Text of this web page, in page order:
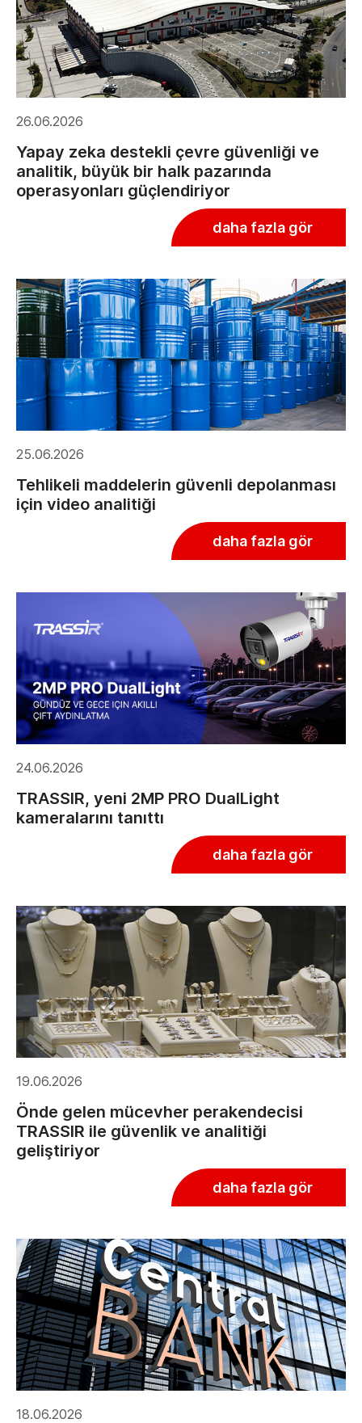
26.06.2026
Yapay zeka destekli çevre güvenliği ve
analitik, büyük bir halk pazarında
operasyonları güçlendiriyor
daha fazla gör
25.06.2026
Tehlikeli maddelerin güvenli depolanması
için video analitiği
daha fazla gör
24.06.2026
TRASSIR, yeni 2MP PRO DualLight
kameralarını tanıttı
daha fazla gör
19.06.2026
Önde gelen mücevher perakendecisi
TRASSIR ile güvenlik ve analitiği
geliştiriyor
daha fazla gör
18.06.2026